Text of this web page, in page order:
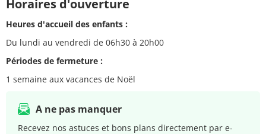
Horaires d'ouverture
Heures d'accueil des enfants :
Du lundi au vendredi de 06h30 à 20h00
Périodes de fermeture :
1 semaine aux vacances de Noël
A ne pas manquer
Recevez nos astuces et bons plans directement par e-